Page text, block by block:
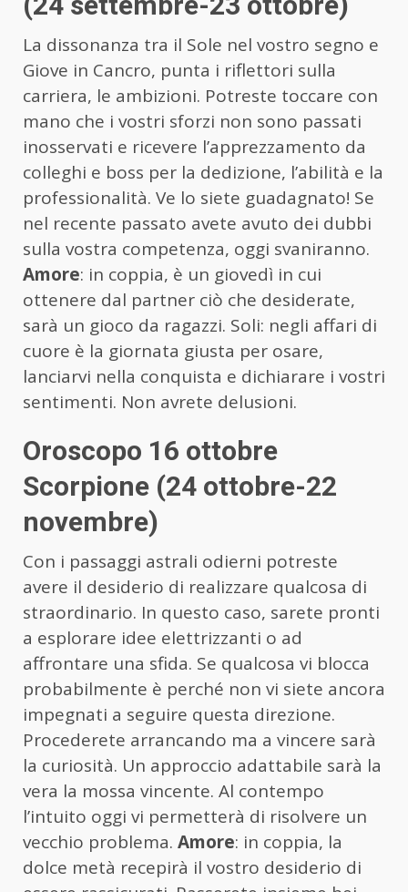
La dissonanza tra il Sole nel vostro segno e
Giove in Cancro, punta i riflettori sulla
carriera, le ambizioni. Potreste toccare con
mano che i vostri sforzi non sono passati
inosservati e ricevere l’apprezzamento da
colleghi e boss per la dedizione, l’abilità e la
professionalità. Ve lo siete guadagnato! Se
nel recente passato avete avuto dei dubbi
sulla vostra competenza, oggi svaniranno.
Amore: in coppia, è un giovedì in cui
ottenere dal partner ciò che desiderate,
sarà un gioco da ragazzi. Soli: negli affari di
cuore è la giornata giusta per osare,
lanciarvi nella conquista e dichiarare i vostri
sentimenti. Non avrete delusioni.
Oroscopo 16 ottobre
Scorpione (24 ottobre-22
novembre)
Con i passaggi astrali odierni potreste
avere il desiderio di realizzare qualcosa di
straordinario. In questo caso, sarete pronti
a esplorare idee elettrizzanti o ad
affrontare una sfida. Se qualcosa vi blocca
probabilmente è perché non vi siete ancora
impegnati a seguire questa direzione.
Procederete arrancando ma a vincere sarà
la curiosità. Un approccio adattabile sarà la
vera la mossa vincente. Al contempo
l’intuito oggi vi permetterà di risolvere un
vecchio problema. Amore: in coppia, la
dolce metà recepirà il vostro desiderio di